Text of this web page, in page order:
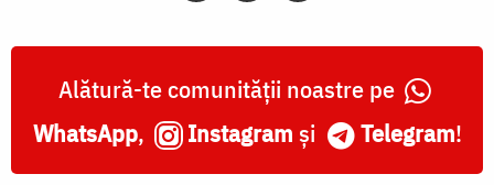
Alătură-te comunității noastre pe
WhatsApp, Instagram și Telegram!